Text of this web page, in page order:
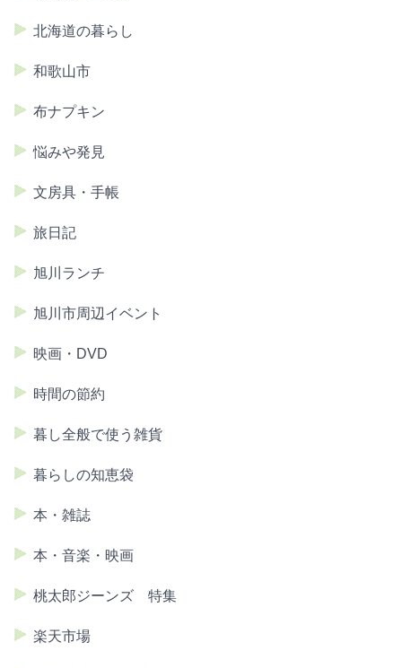
北海道の暮らし
和歌山市
布ナプキン
悩みや発見
文房具・手帳
旅日記
旭川ランチ
旭川市周辺イベント
映画・DVD
時間の節約
暮し全般で使う雑貨
暮らしの知恵袋
本・雑誌
本・音楽・映画
桃太郎ジーンズ 特集
楽天市場